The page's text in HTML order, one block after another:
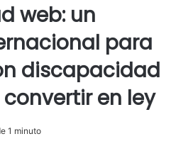
web: un
para
discapacidad
en ley
1 minuto